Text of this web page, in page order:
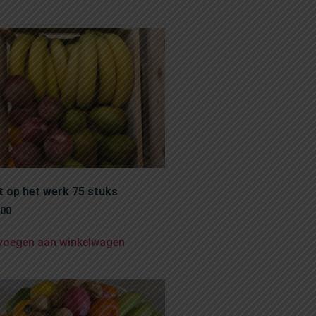
op het werk 75 stuks
aan winkelwagen